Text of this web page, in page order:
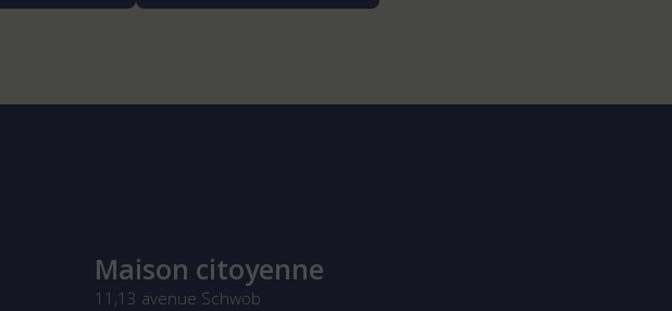
Maison citoyenne
11,13 avenue Schwob